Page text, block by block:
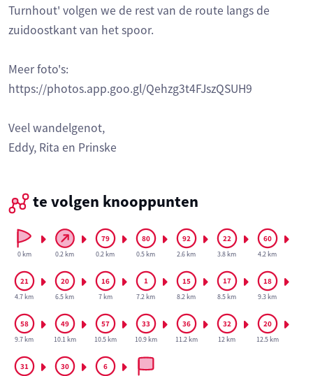
Turnhout' volgen we de rest van de route langs de
zuidoostkant van het spoor.
Meer foto's:
https://photos.app.goo.gl/Qehzg3t4FJszQSUH9
Veel wandelgenot,
Eddy, Rita en Prinske
te volgen knooppunten
0 km 0.2 km 0.2 km 0.5 km 2.6 km 3.8 km 4.2 km
4.7 km 6.5 km 7 km 7.2 km 8.2 km 8.5 km 9.3 km
9.7 km 10.1 km 10.5 km 10.9 km 11.2 km 12 km 12.5 km